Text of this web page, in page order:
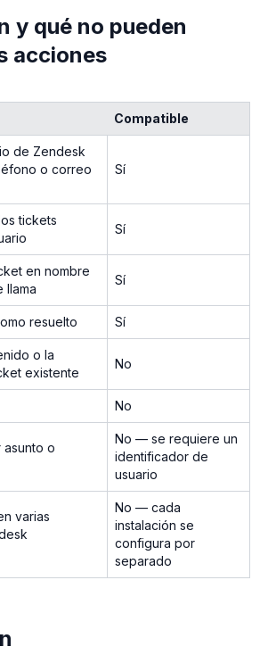
y qué no pueden
acciones
Compatible
de Zendesk
o correo
Sí
tickets
Sí
en nombre
llama
Sí
resuelto Sí
o la
existente
No
No
asunto o
No — se requiere un
identificador de
usuario
varias
No — cada
instalación se
configura por
separado